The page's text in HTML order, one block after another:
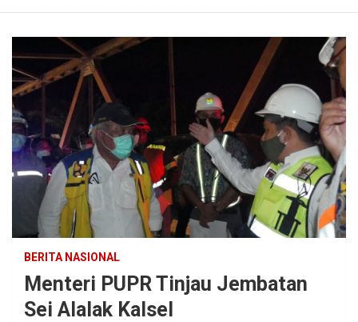
BERITA NASIONAL
Menteri PUPR Tinjau Jembatan
Sei Alalak Kalsel